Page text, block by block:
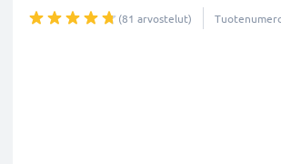
(81 arvostelut)